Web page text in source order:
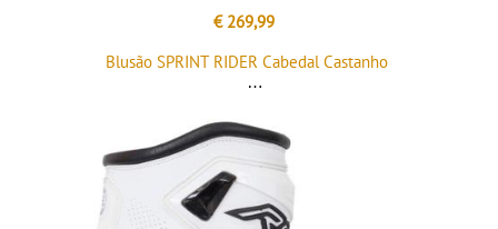
€ 269,99
Blusão SPRINT RIDER Cabedal Castanho